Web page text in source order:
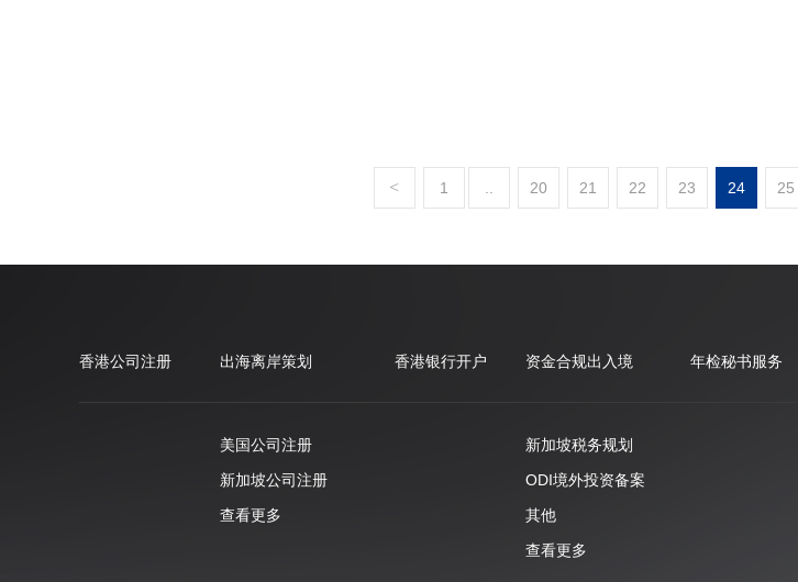
< 1 20 21 22 23 24 25
香港公司注册 出海离岸策划
美国公司注册
新加坡公司注册
查看更多
香港银行开户 资金合规出入境
新加坡税务规划
ODI境外投资备案
其他
查看更多
年检秘书服务